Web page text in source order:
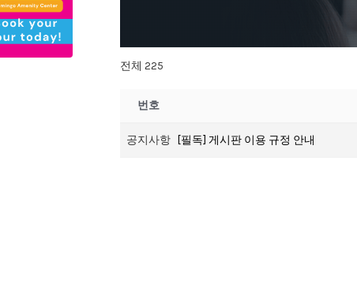
전체 225
번호
공지사항 [필독] 게시판 이용 규정 안내